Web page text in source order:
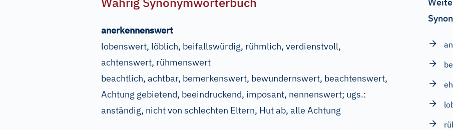
anerkennenswert
lobenswert, löblich, beifallswürdig, rühmlich, verdienstvoll,
achtenswert, rühmenswert
beachtlich, achtbar, bemerkenswert, bewundernswert, beachtenswert,
Achtung gebietend, beeindruckend, imposant, nennenswert; ugs.:
anständig, nicht von schlechten Eltern, Hut ab, alle Achtung